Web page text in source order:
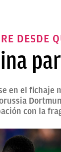
DESDE
en el fichaje
con la